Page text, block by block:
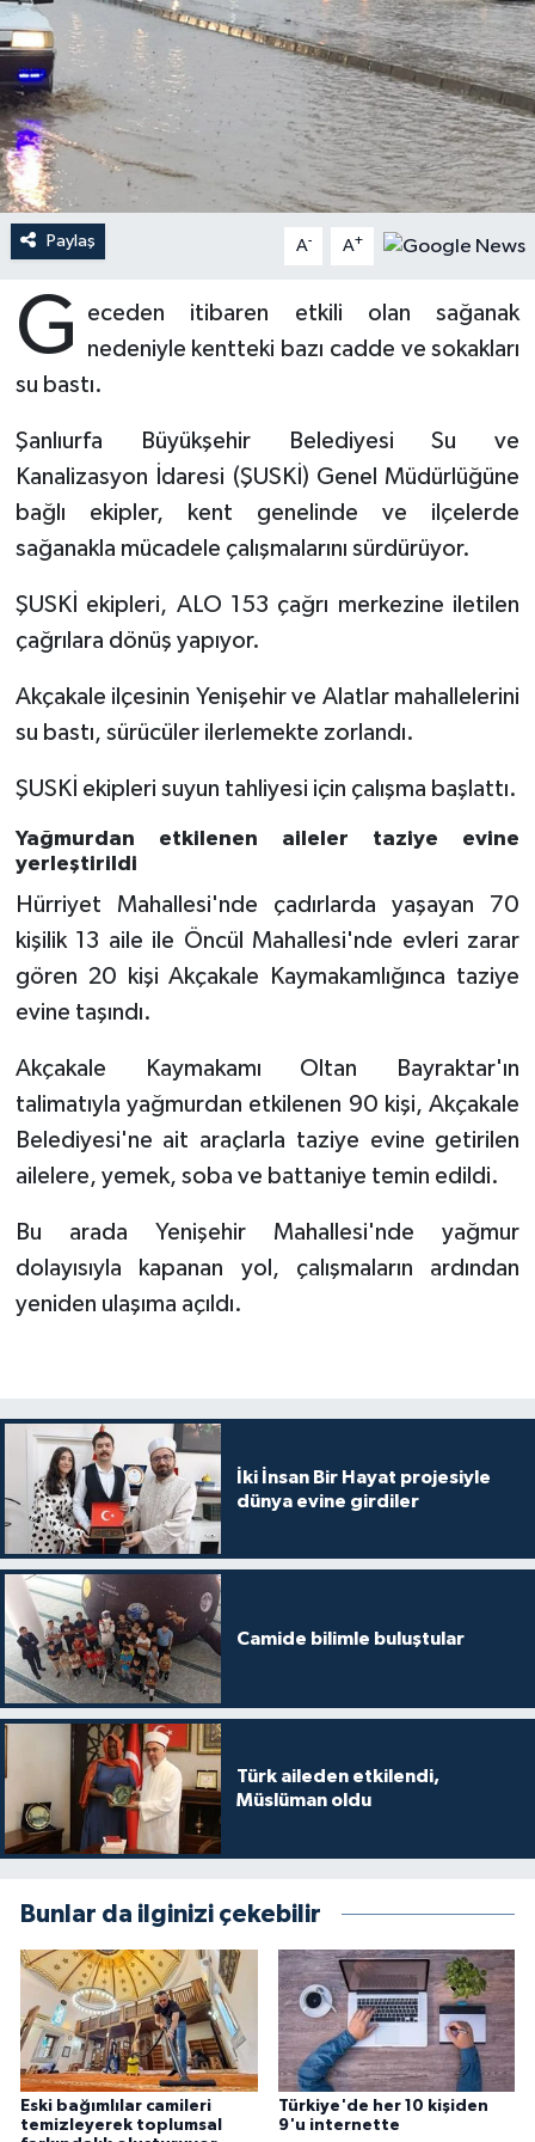
Paylaş A- A+
G
eceden itibaren etkili olan sağanak
nedeniyle kentteki bazı cadde ve sokakları
su bastı.
Şanlıurfa Büyükşehir Belediyesi Su ve
Kanalizasyon İdaresi (ŞUSKİ) Genel Müdürlüğüne
bağlı ekipler, kent genelinde ve ilçelerde
sağanakla mücadele çalışmalarını sürdürüyor.
ŞUSKİ ekipleri, ALO 153 çağrı merkezine iletilen
çağrılara dönüş yapıyor.
Akçakale ilçesinin Yenişehir ve Alatlar mahallelerini
su bastı, sürücüler ilerlemekte zorlandı.
ŞUSKİ ekipleri suyun tahliyesi için çalışma başlattı.
Yağmurdan etkilenen aileler taziye evine
yerleştirildi
Hürriyet Mahallesi'nde çadırlarda yaşayan 70
kişilik 13 aile ile Öncül Mahallesi'nde evleri zarar
gören 20 kişi Akçakale Kaymakamlığınca taziye
evine taşındı.
Akçakale Kaymakamı Oltan Bayraktar'ın
talimatıyla yağmurdan etkilenen 90 kişi, Akçakale
Belediyesi'ne ait araçlarla taziye evine getirilen
ailelere, yemek, soba ve battaniye temin edildi.
Bu arada Yenişehir Mahallesi'nde yağmur
dolayısıyla kapanan yol, çalışmaların ardından
yeniden ulaşıma açıldı.
İki İnsan Bir Hayat projesiyle
dünya evine girdiler
Camide bilimle buluştular
Türk aileden etkilendi,
Müslüman oldu
Bunlar da ilginizi çekebilir
Eski bağımlılar camileri
temizleyerek toplumsal
Türkiye'de her 10 kişiden
9'u internette
Ardahan Müftülüğü
Artvin Müftülüğü
Aydın Müftülüğü
Balıkesir Müftülüğü
Batman Müftülüğü
Bilecik Müftülüğü
Bingöl Müftülüğü
Bitlis Müftülüğü
Bolu Müftülüğü
Burdur Müftülüğü
Bursa Müftülüğü
Çanakkale Müftülüğü
Çankırı Müftülüğü
Denizli Müftülüğü
Diyarbakır Müftülüğü
Düzce Müftülüğü
Elazığ Müftülüğü
Eskişehir Müftülüğü
Gaziantep Müftülüğü
Giresun Müftülüğü
Gümüşhane Müftülüğü
Hakkari Müftülüğü
Hatay Müftülüğü
Iğdır Müftülüğü
İstanbul Müftülüğü
İzmir Müftülüğü
Kahramanmaraş Müftülüğü
Karabük Müftülüğü
Kudüs
Kurban
Mukabele
Peygamberimizin Hayatı
Sahabeler
Hutbeler
DİYANET AKADEMİ
DİYANET GENÇLİK
DİYANET RADYO/TV
Dünya
Kültür-Sanat
Sağlık
Makaleler
Ekonomi
Duyurular
Podcast
Bilim, Teknoloji
Diyanet TV
İhtida Haberleri
YAŞAM